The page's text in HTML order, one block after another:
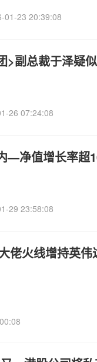
01-23 20:39:08
>副总裁于泽疑
26 07:24:08
—净值增长率超
29 23:58:08
佬火线增持英